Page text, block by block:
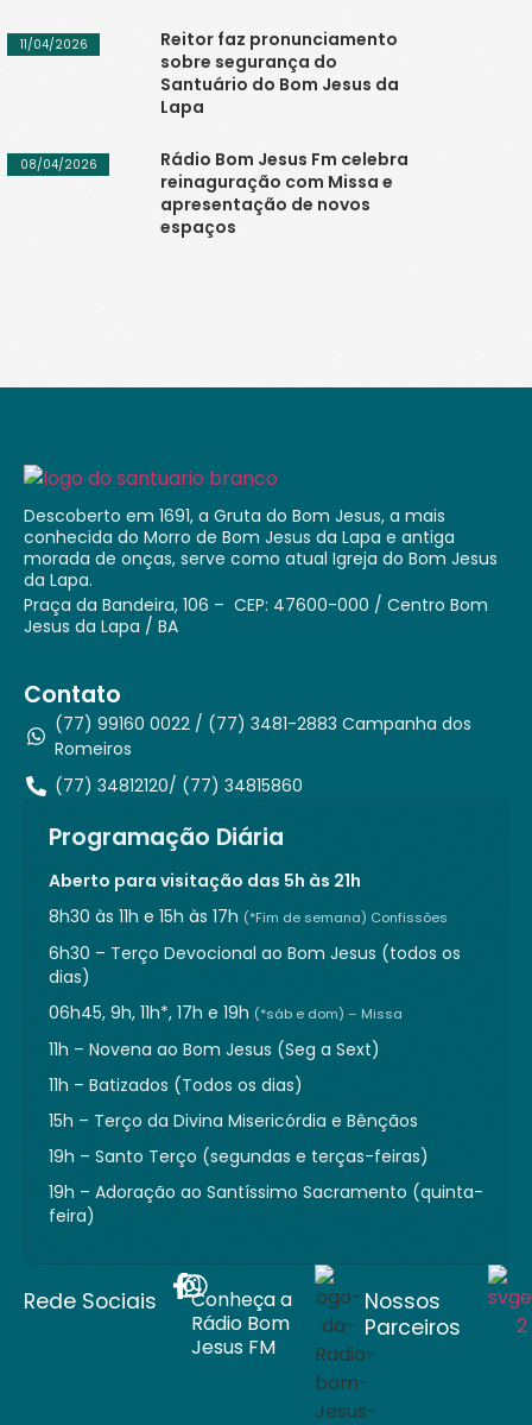
Reitor faz pronunciamento
sobre segurança do
Santuário do Bom Jesus da
Lapa
11/04/2026
Rádio Bom Jesus Fm celebra
reinaguração com Missa e
apresentação de novos
espaços
08/04/2026
Descoberto em 1691, a Gruta do Bom Jesus, a mais
conhecida do Morro de Bom Jesus da Lapa e antiga
morada de onças, serve como atual Igreja do Bom Jesus
da Lapa.
Praça da Bandeira, 106 – CEP: 47600-000 / Centro Bom
Jesus da Lapa / BA
Contato
(77) 99160 0022 / (77) 3481-2883 Campanha dos
Romeiros
(77) 34812120/ (77) 34815860
Programação Diária
Aberto para visitação das 5h às 21h
8h30 às 11h e 15h às 17h (*Fim de semana) Confissões
6h30 – Terço Devocional ao Bom Jesus (todos os
dias)
06h45, 9h, 11h*, 17h e 19h (*sáb e dom) – Missa
11h – Novena ao Bom Jesus (Seg a Sext)
11h – Batizados (Todos os dias)
15h – Terço da Divina Misericórdia e Bênçãos
19h – Santo Terço (segundas e terças-feiras)
19h – Adoração ao Santíssimo Sacramento (quinta-
feira)
Rede Sociais
Conheça a
Rádio Bom
Jesus FM
Nossos
Parceiros